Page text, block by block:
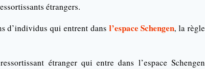
étrangers.
d’individus qui entrent dans l’espace Schengen, la règle
étranger qui entre dans l’espace Schengen